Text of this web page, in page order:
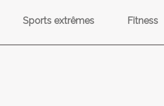
Sports extrêmes Fitness